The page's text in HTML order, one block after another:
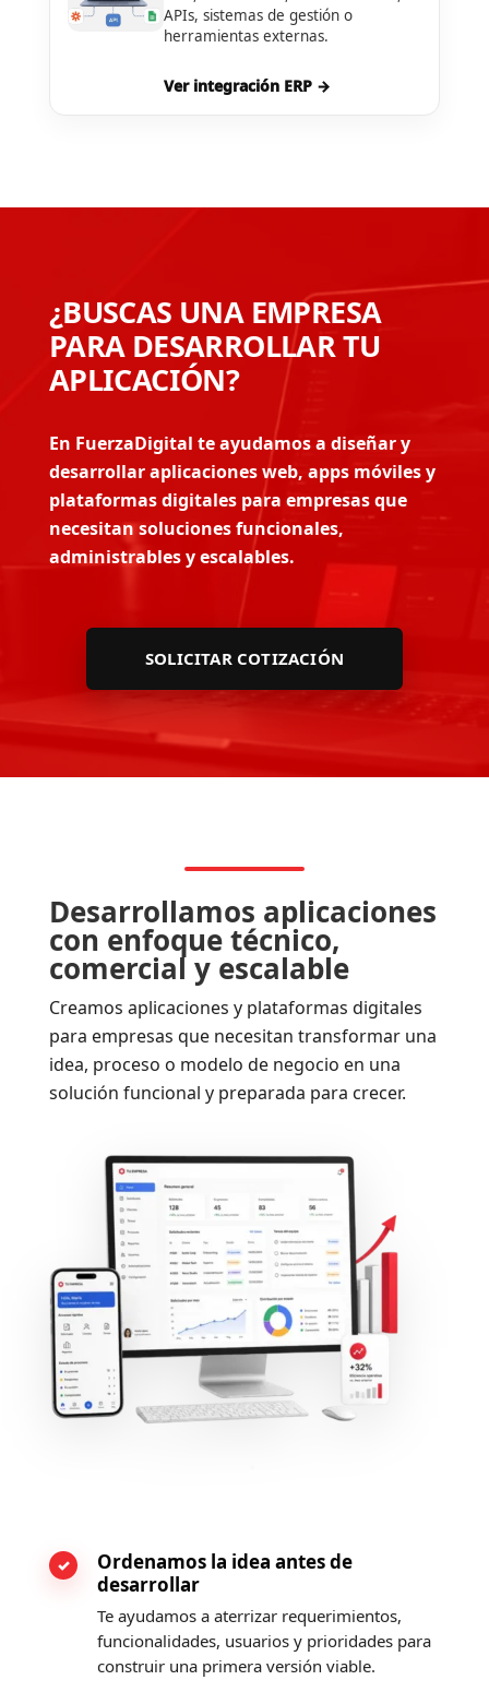
APIs, sistemas de gestión o
herramientas externas.
Ver integración ERP →
¿BUSCAS UNA EMPRESA
PARA DESARROLLAR TU
APLICACIÓN?
En FuerzaDigital te ayudamos a diseñar y
desarrollar aplicaciones web, apps móviles y
plataformas digitales para empresas que
necesitan soluciones funcionales,
administrables y escalables.
SOLICITAR COTIZACIÓN
Desarrollamos aplicaciones
con enfoque técnico,
comercial y escalable
Creamos aplicaciones y plataformas digitales
para empresas que necesitan transformar una
idea, proceso o modelo de negocio en una
solución funcional y preparada para crecer.
Ordenamos la idea antes de
desarrollar
Te ayudamos a aterrizar requerimientos,
funcionalidades, usuarios y prioridades para
construir una primera versión viable.